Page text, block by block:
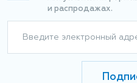
и распродажах.
Введите электронный